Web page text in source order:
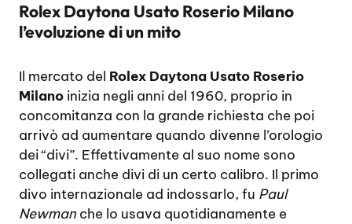
Rolex Daytona Usato Roserio Milano
l’evoluzione di un mito
Il mercato del Rolex Daytona Usato Roserio
Milano inizia negli anni del 1960, proprio in
concomitanza con la grande richiesta che poi
arrivò ad aumentare quando divenne l’orologio
dei “divi”. Effettivamente al suo nome sono
collegati anche divi di un certo calibro. Il primo
divo internazionale ad indossarlo, fu Paul
Newman che lo usava quotidianamente e